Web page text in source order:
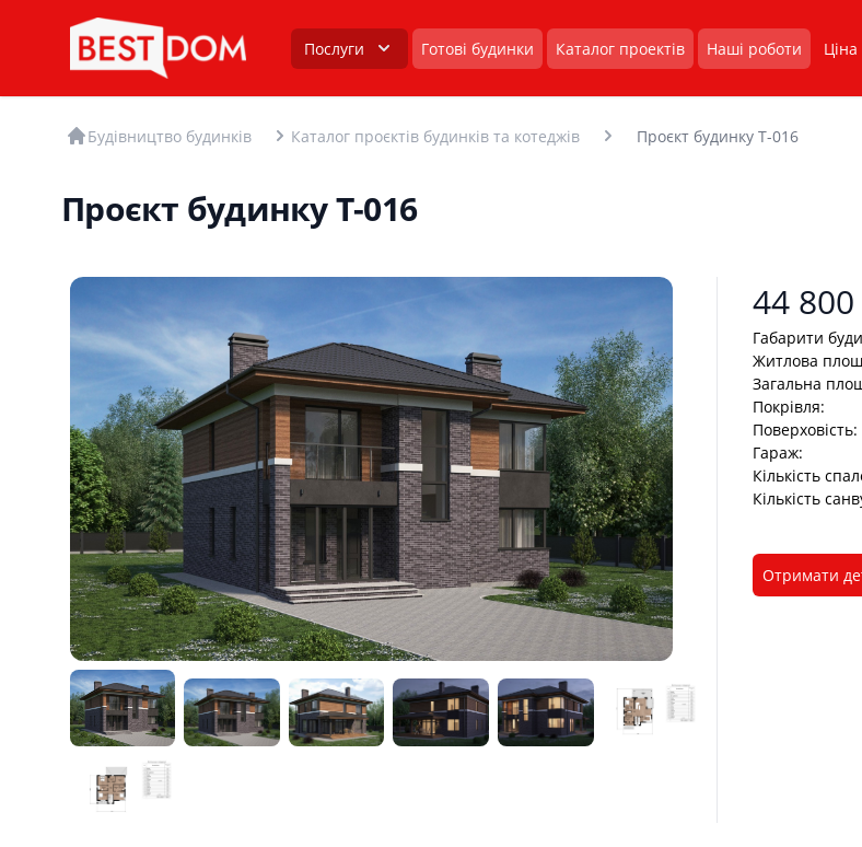
Послуги Готові будинки Каталог проектів Наші роботи Ціна
Будівництво будинків Каталог проєктів будинків та котеджів Проєкт будинку T-016
Проєкт будинку T-016
Product
44 800
Габарити
Житлова
Загальна
Покрівля:
Поверховість:
Гараж:
Кількість
Кількість
Отримати